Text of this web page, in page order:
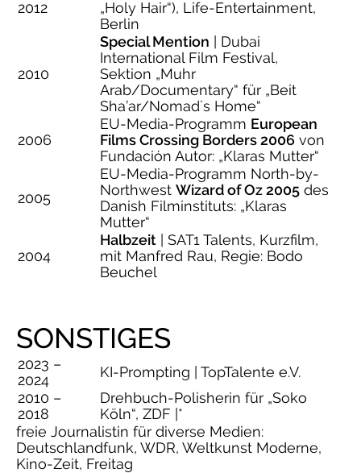
2012
„Holy Hair“), Life-Entertainment,
Berlin
2010
Special Mention | Dubai
International Film Festival,
Sektion „Muhr
Arab/Documentary“ für „Beit
Sha’ar/Nomad´s Home“
2006
EU-Media-Programm European
Films Crossing Borders 2006 von
Fundación Autor: „Klaras Mutter“
2005
EU-Media-Programm North-by-
Northwest Wizard of Oz 2005 des
Danish Filminstituts: „Klaras
Mutter“
2004
Halbzeit | SAT1 Talents, Kurzfilm,
mit Manfred Rau, Regie: Bodo
Beuchel
SONSTIGES
2023 –
2024
KI-Prompting | TopTalente e.V.
2010 –
2018
Drehbuch-Polisherin für „Soko
Köln“, ZDF |*
freie Journalistin für diverse Medien:
Deutschlandfunk, WDR, Weltkunst Moderne,
Kino-Zeit, Freitag